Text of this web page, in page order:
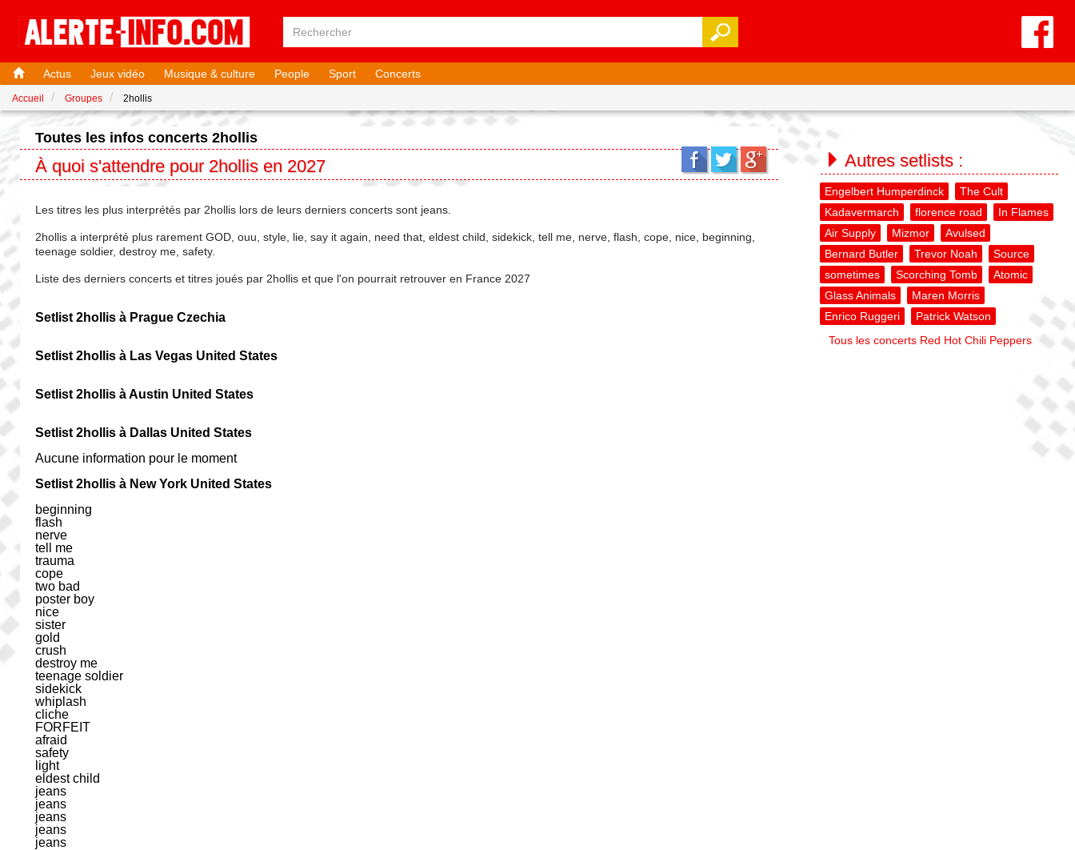
Actus Jeux vidéo Musique & culture People Sport Concerts
Accueil Groupes 2hollis
Toutes les infos concerts 2hollis
À quoi s'attendre pour 2hollis en 2027
Les titres les plus interprétés par 2hollis lors de leurs derniers concerts sont jeans.
2hollis a interprété plus rarement GOD, ouu, style, lie, say it again, need that, eldest child, sidekick, tell me, nerve, flash, cope, nice, beginning,
teenage soldier, destroy me, safety.
Liste des derniers concerts et titres joués par 2hollis et que l'on pourrait retrouver en France 2027
Setlist 2hollis à Prague Czechia
Setlist 2hollis à Las Vegas United States
Setlist 2hollis à Austin United States
Setlist 2hollis à Dallas United States
Aucune information pour le moment
Setlist 2hollis à New York United States
beginning
flash
nerve
tell me
trauma
cope
two bad
poster boy
nice
sister
gold
crush
destroy me
teenage soldier
sidekick
whiplash
cliche
FORFEIT
afraid
safety
light
eldest child
jeans
jeans
jeans
jeans
jeans
Autres setlists :
Engelbert Humperdinck
The Cult
Kadavermarch
florence road
In Flames
Air Supply
Mizmor
Avulsed
Bernard Butler
Trevor Noah
Source
sometimes
Scorching Tomb
Atomic
Glass Animals
Maren Morris
Enrico Ruggeri
Patrick Watson
Tous les concerts Red Hot Chili Peppers